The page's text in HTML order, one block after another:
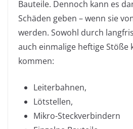
Bauteile. Dennoch kann es
Schäden geben – wenn sie
werden. Sowohl durch
auch einmalige heftige Stöße
kommen:
Leiterbahnen,
Lötstellen,
Mikro-Steckverbindern